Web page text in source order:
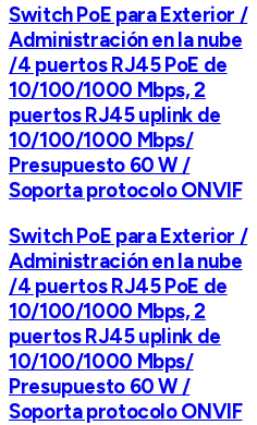
Switch PoE para Exterior /
Administración en la nube
/4 puertos RJ45 PoE de
10/100/1000 Mbps, 2
puertos RJ45 uplink de
10/100/1000 Mbps/
Presupuesto 60 W /
Soporta protocolo ONVIF
Switch PoE para Exterior /
Administración en la nube
/4 puertos RJ45 PoE de
10/100/1000 Mbps, 2
puertos RJ45 uplink de
10/100/1000 Mbps/
Presupuesto 60 W /
Soporta protocolo ONVIF